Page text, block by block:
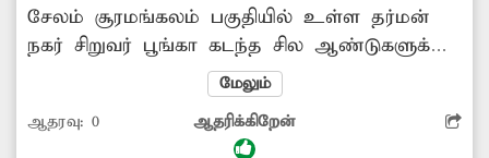
சேலம் சூரமங்கலம் பகுதியில் உள்ள தர்மன்
நகர் சிறுவர் பூங்கா கடந்த சில ஆண்டுகளுக்கு
முன்பு அமைக்கப்பட்டது. தற்போது அந்த பூங்கா
பராமரிப்பின்றி உள்ளது. பூங்காவில்
சிறுவர்களுக்கான விளையாட்டு உபகரணங்கள்
மேலும்
ஆதரவு: 0 ஆதரிக்கிறேன்